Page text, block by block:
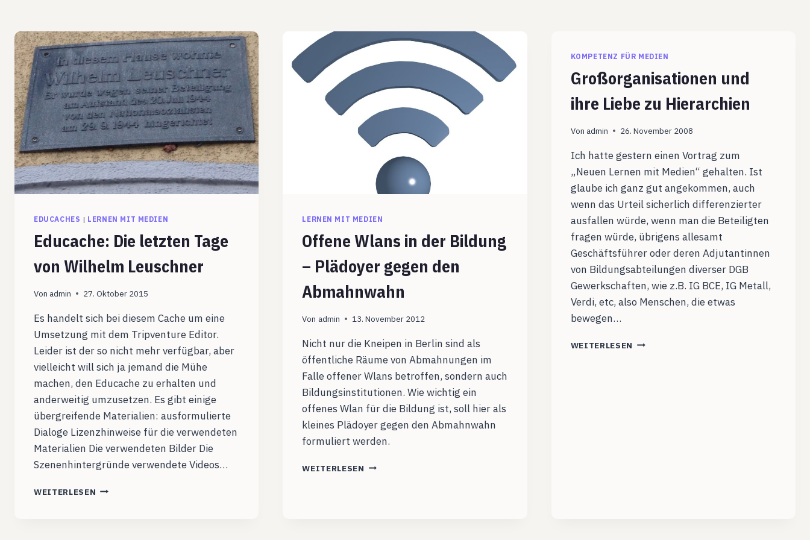
EDUCACHES | LERNEN MIT MEDIEN
Educache: Die letzten Tage
von Wilhelm Leuschner
Von admin 27. Oktober 2015
Es handelt sich bei diesem Cache um eine
Umsetzung mit dem Tripventure Editor.
Leider ist der so nicht mehr verfügbar, aber
vielleicht will sich ja jemand die Mühe
machen, den Educache zu erhalten und
anderweitig umzusetzen. Es gibt einige
übergreifende Materialien: ausformulierte
Dialoge Lizenzhinweise für die verwendeten
Materialien Die verwendeten Bilder Die
Szenenhintergründe verwendete Videos…
WEITERLESEN EDUCACHE:
LERNEN MIT MEDIEN
Offene Wlans in der Bildung
– Plädoyer gegen den
Abmahnwahn
Von admin 13. November 2012
Nicht nur die Kneipen in Berlin sind als
öffentliche Räume von Abmahnungen im
Falle offener Wlans betroffen, sondern auch
Bildungsinstitutionen. Wie wichtig ein
offenes Wlan für die Bildung ist, soll hier als
kleines Plädoyer gegen den Abmahnwahn
formuliert werden.
WEITERLESEN OFFENE
KOMPETENZ FÜR MEDIEN
Großorganisationen und
ihre Liebe zu Hierarchien
Von admin 26. November 2008
Ich hatte gestern einen Vortrag zum
„Neuen Lernen mit Medien“ gehalten. Ist
glaube ich ganz gut angekommen, auch
wenn das Urteil sicherlich differenzierter
ausfallen würde, wenn man die Beteiligten
fragen würde, übrigens allesamt
Geschäftsführer oder deren Adjutantinnen
von Bildungsabteilungen diverser DGB
Gewerkschaften, wie z.B. IG BCE, IG Metall,
Verdi, etc, also Menschen, die etwas
bewegen…
WEITERLESEN GROSSORGANISATIONEN U